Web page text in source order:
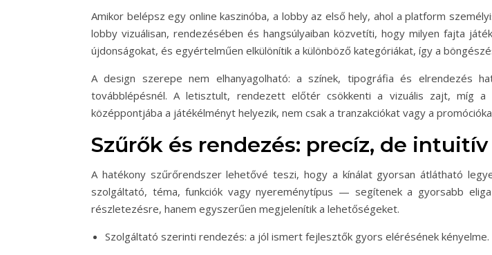
Amikor belépsz egy online kaszinóba, a lobby az első hely, ahol a platform
lobby vizuálisan, rendezésében és hangsúlyaiban közvetíti, hogy milyen fajta
újdonságokat, és egyértelműen elkülönítik a különböző kategóriákat, így a
A design szerepe nem elhanyagolható: a színek, tipográfia és elrendezés
továbblépésnél. A letisztult, rendezett előtér csökkenti a vizuális zajt, míg a
középpontjába a játékélményt helyezik, nem csak a tranzakciókat vagy a
Szűrők és rendezés: precíz, de intuitív
A hatékony szűrőrendszer lehetővé teszi, hogy a kínálat gyorsan átlátható
szolgáltató, téma, funkciók vagy nyereménytípus — segítenek a gyorsabb
részletezésre, hanem egyszerűen megjelenítik a lehetőségeket.
Szolgáltató szerinti rendezés: a jól ismert fejlesztők gyors elérésének kényelme.